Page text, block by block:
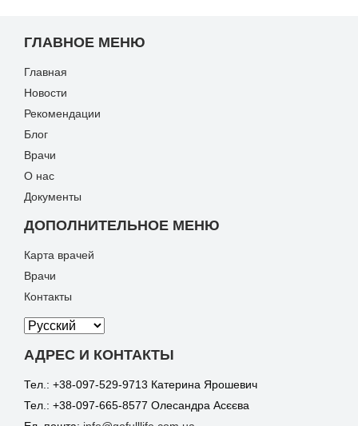
ГЛАВНОЕ МЕНЮ
Главная
Новости
Рекомендации
Блог
Врачи
О нас
Документы
ДОПОЛНИТЕЛЬНОЕ МЕНЮ
Карта врачей
Врачи
Контакты
АДРЕС И КОНТАКТЫ
Тел.: +38-097-529-9713 Катерина Ярошевич
Тел.: +38-097-665-8577 Олесандра Асєєва